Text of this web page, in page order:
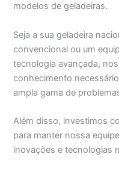
modelos de geladeiras.
Seja a sua geladeira
convencional ou um
tecnologia avançada,
conhecimento
ampla gama de
Além disso, investimos
para manter nossa
inovações e tecnologias